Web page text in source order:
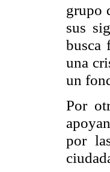
grupo
sus
busca
una
un
Por
por